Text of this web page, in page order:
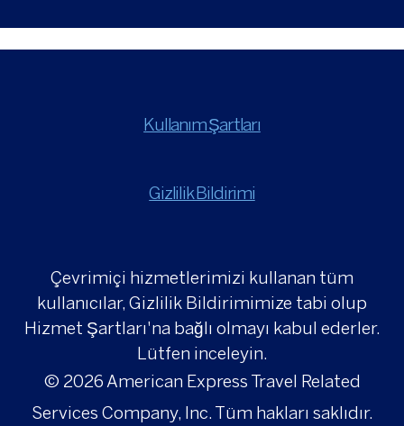
Kullanım Şartları
Gizlilik Bildirimi
Çevrimiçi hizmetlerimizi kullanan tüm
kullanıcılar, Gizlilik Bildirimimize tabi olup
Hizmet Şartları'na bağlı olmayı kabul ederler.
Lütfen inceleyin.
© 2026 American Express Travel Related
Services Company, Inc. Tüm hakları saklıdır.